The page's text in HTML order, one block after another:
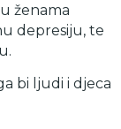
ženama
depresiju, te
bi ljudi i djeca